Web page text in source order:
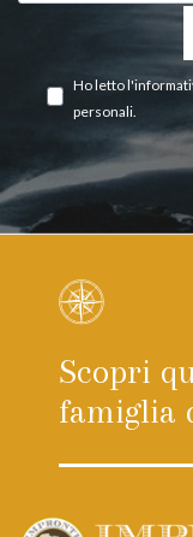
Ho letto
personali.
Scopri
famiglia